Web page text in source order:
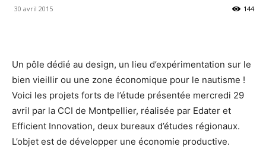
30 avril 2015 144
Un pôle dédié au design, un lieu d’expérimentation sur le
bien vieillir ou une zone économique pour le nautisme !
Voici les projets forts de l’étude présentée mercredi 29
avril par la CCI de Montpellier, réalisée par Edater et
Efficient Innovation, deux bureaux d’études régionaux.
L’objet est de développer une économie productive.